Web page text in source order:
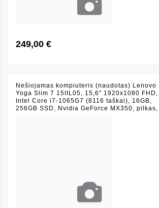
249,00 €
Nešiojamas kompiuteris (naudotas) Lenovo
Yoga Slim 7 15IIL05, 15,6" 1920x1080 FHD,
Intel Core i7-1065G7 (8116 taškai), 16GB,
256GB SSD, Nvidia GeForce MX350, pilkas,